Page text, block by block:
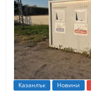
Казанлък Новини